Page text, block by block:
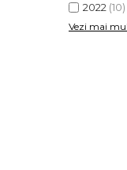
2022 (10)
Vezi mai